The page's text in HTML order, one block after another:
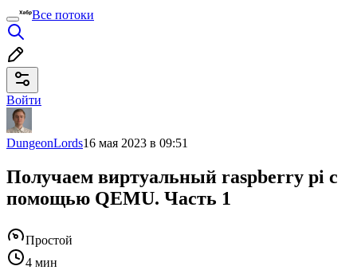
Все потоки
Войти
DungeonLords16 мая 2023 в 09:51
Получаем виртуальный raspberry pi с
помощью QEMU. Часть 1
Простой
4 мин